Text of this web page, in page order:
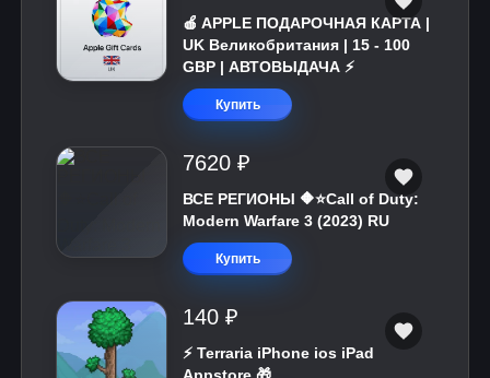
🍎 APPLE ПОДАРОЧНАЯ КАРТА |
UK Великобритания | 15 - 100
GBP | АВТОВЫДАЧА ⚡️
Купить
7620 ₽
ВСЕ РЕГИОНЫ 🔶⭐Call of Duty:
Modern Warfare 3 (2023) RU
Купить
140 ₽
⚡️ Terraria iPhone ios iPad